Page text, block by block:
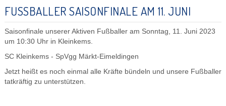
FUSSBALLER SAISONFINALE AM 11. JUNI
Saisonfinale unserer Aktiven Fußballer am Sonntag, 11. Juni 2023
um 10:30 Uhr in Kleinkems.
SC Kleinkems - SpVgg Märkt-Eimeldingen
Jetzt heißt es noch einmal alle Kräfte bündeln und unsere Fußballer
tatkräftig zu unterstützen.